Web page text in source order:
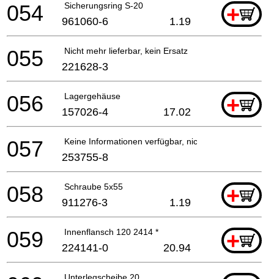
Sicherungsring S-20 +
054 961060-6 1.19
Nicht mehr lieferbar, kein Ersatz
055 221628-3
Lagergehäuse +
056 157026-4 17.02
Keine Informationen verfügbar, nicht bestellbar
057 253755-8
Schraube 5x55 +
058 911276-3 1.19
Innenflansch 120 2414 * +
059 224141-0 20.94